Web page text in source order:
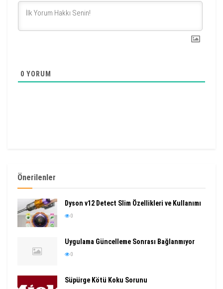
0 YORUM
Önerilenler
Dyson v12 Detect Slim Özellikleri ve Kullanımı
0
Uygulama Güncelleme Sonrası Bağlanmıyor
0
Süpürge Kötü Koku Sorunu